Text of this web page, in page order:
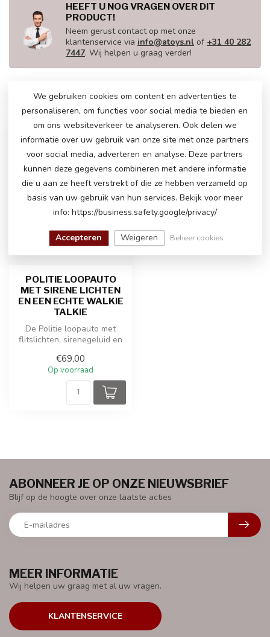
HEEFT U NOG VRAGEN OVER DIT
PRODUCT!
Neem gerust contact op met onze
klantenservice via info@atoys.nl of +31 40 282
7447. Wij helpen u graag verder!
RECENT BEKEKEN
POLITIE LOOPAUTO
MET SIRENE LICHTEN
EN EEN ECHTE WALKIE
TALKIE
De Politie loopauto met
flitslichten, sirenegeluid en
...
€69,00
Op voorraad
MEER INFORMATIE
Wij helpen uw graag met al uw vragen.
KLANTENSERVICE
ABONNEER JE OP ONZE NIEUWSBRIEF
Blijf op de hoogte over onze laatste acties
We gebruiken cookies om content en advertenties te
personaliseren, om functies voor social media te bieden en
om ons websiteverkeer te analyseren. Ook delen we
informatie over uw gebruik van onze site met onze partners
voor social media, adverteren en analyse. Deze partners
kunnen deze gegevens combineren met andere informatie
die u aan ze heeft verstrekt of die ze hebben verzameld op
basis van uw gebruik van hun services. Bekijk voor meer
info: https://business.safety.google/privacy/
Accepteren Weigeren Beheer cookies